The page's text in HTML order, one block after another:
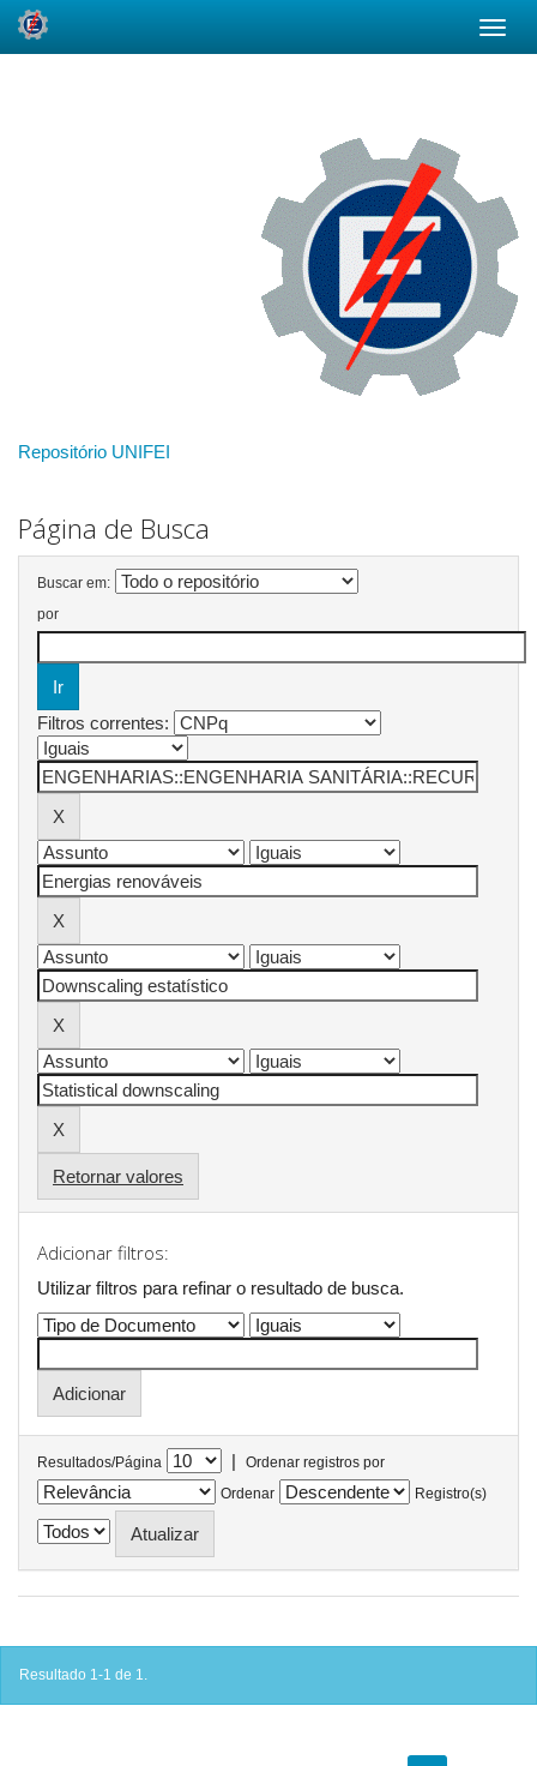
Repositório UNIFEI
Página de Busca
Buscar em:
por
Filtros correntes:
Retornar valores
Adicionar filtros:
Utilizar filtros para refinar o resultado de busca.
Resultados/Página |
Ordenar registros por
Ordenar
Registro(s)
Resultado 1-1 de 1.